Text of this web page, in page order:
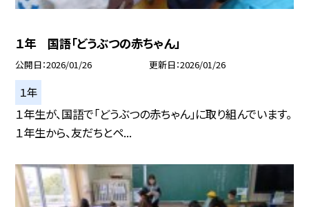
１年 国語「どうぶつの赤ちゃん」
公開日 2026/01/26 更新日 2026/01/26
１年
１年生が、国語で「どうぶつの赤ちゃん」に取り組んでいます。
１年生から、友だちとペ...